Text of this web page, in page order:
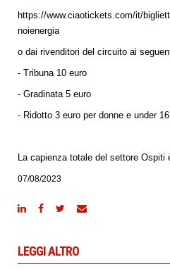
https://www.ciaotickets.com/it/
noienergia
o dai rivenditori del circuito ai
- Tribuna 10 euro
- Gradinata 5 euro
- Ridotto 3 euro per donne e under 16
La capienza totale del settore Ospiti
07/08/2023
LEGGI ALTRO